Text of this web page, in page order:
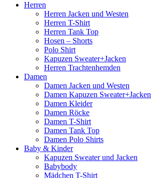
Herren
Herren Jacken und Westen
Herren T-Shirt
Herren Tank Top
Hosen – Shorts
Polo Shirt
Kapuzen Sweater+Jacken
Herren Trachtenhemden
Damen
Damen Jacken und Westen
Damen Kapuzen Sweater+Jacken
Damen Kleider
Damen Röcke
Damen T-Shirt
Damen Tank Top
Damen Polo Shirts
Baby & Kinder
Kapuzen Sweater und Jacken
Babybody
Mädchen T-Shirt